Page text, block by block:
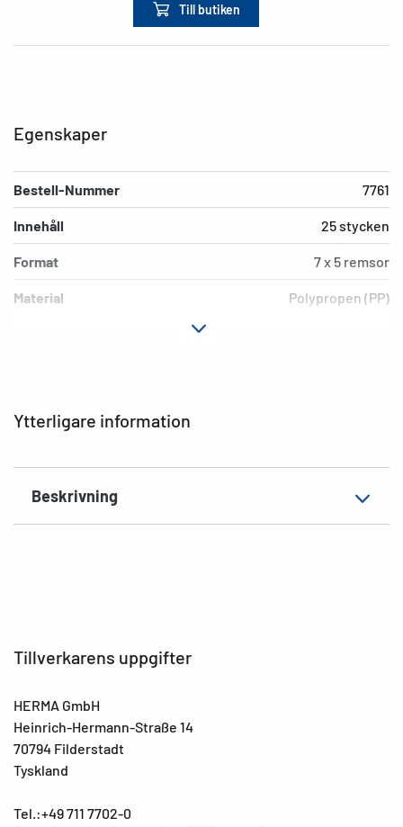
Till butiken
Ytterligare information
Beskrivning
Egenskaper
Bestell-Nummer 7761
Innehåll 25 stycken
Format 7 x 5 remsor
Material Polypropen (PP)
Tillverkarens uppgifter
HERMA GmbH
Heinrich-Hermann-Straße 14
70794 Filderstadt
Tyskland
Tel.:+49 711 7702-0